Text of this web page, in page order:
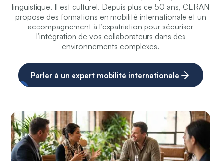
linguistique. Il est culturel. Depuis plus de 50 ans, CERAN
propose des formations en mobilité internationale et un
accompagnement à l’expatriation pour sécuriser
l’intégration de vos collaborateurs dans des
environnements complexes.
Parler à un expert mobilité internationale